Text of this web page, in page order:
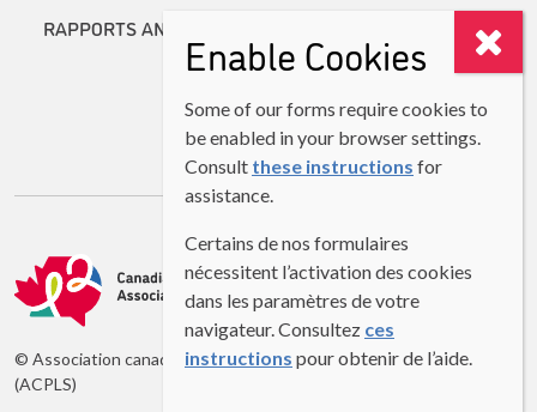
RAPPORTS ANNUELS
© Association canadienne des professeurs de langues secondes
(ACPLS)
Enable Cookies
Some of our forms require cookies to
be enabled in your browser settings.
Consult these instructions for
assistance.
Certains de nos formulaires
nécessitent l’activation des cookies
dans les paramètres de votre
navigateur. Consultez ces
instructions pour obtenir de l’aide.